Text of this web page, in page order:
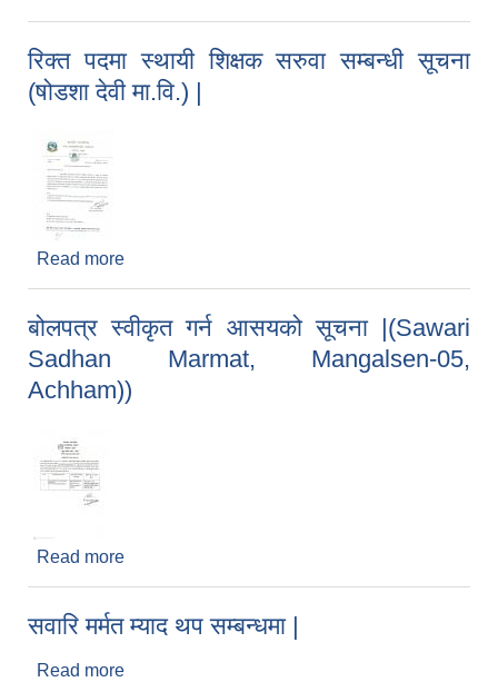
रिक्त पदमा स्थायी शिक्षक सरुवा सम्बन्धी सूचना
(षोडशा देवी मा.वि.) |
Read more
बोलपत्र स्वीकृत गर्न आसयको सूचना |(Sawari
Sadhan Marmat, Mangalsen-05,
Achham))
Read more
सवारि मर्मत म्याद थप सम्बन्धमा |
Read more